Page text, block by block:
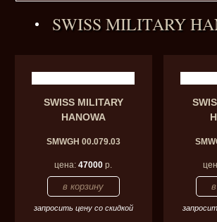
SWISS MILITARY
SWISS MILITARY
HANOWA
SMWGH 00.079.03
цена:47000 р.
запросить цену со скидкой